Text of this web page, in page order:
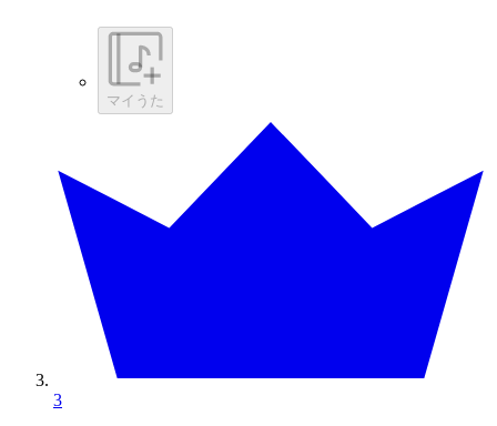
マイうた
3